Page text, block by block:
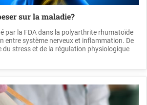
sur la maladie?
par la FDA dans la polyarthrite rhumatoïde
entre système nerveux et inflammation. De
du stress et de la régulation physiologique